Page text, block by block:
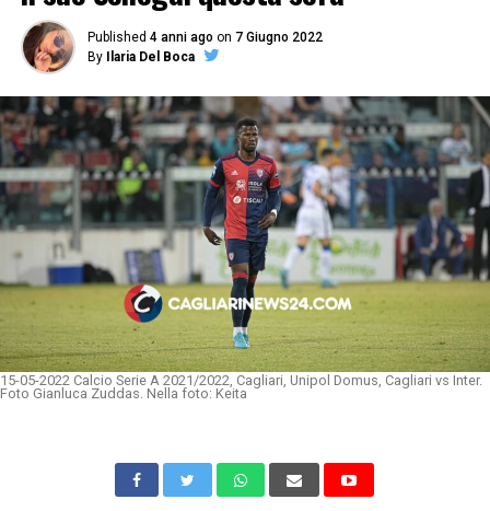
Published 4 anni ago on 7 Giugno 2022
By
Ilaria Del Boca
15-05-2022 Calcio Serie A 2021/2022, Cagliari, Unipol Domus, Cagliari vs Inter.
Foto Gianluca Zuddas. Nella foto: Keita